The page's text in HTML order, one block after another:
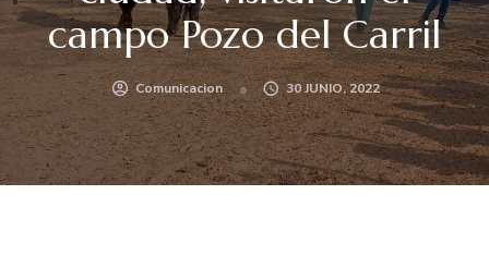
campo Pozo del Carril
Comunicacion 30 JUNIO, 2022